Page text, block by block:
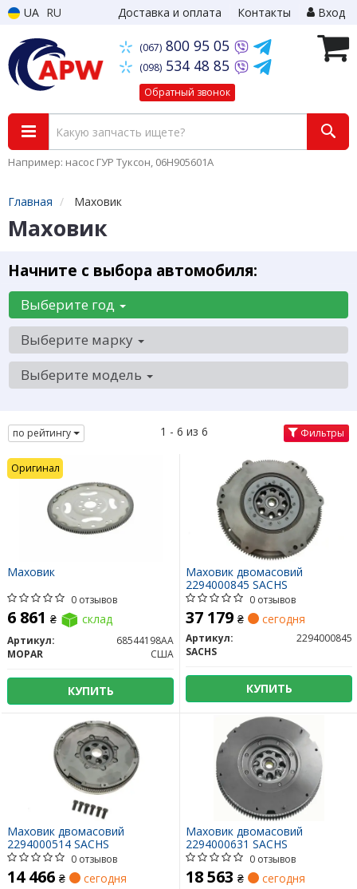
UA RU Доставка и оплата Контакты Вход
(067) 800 95 05
(098) 534 48 85
Обратный звонок
Например: насос ГУР Туксон, 06H905601A
Главная Маховик
Маховик
Начните с выбора автомобиля:
Выберите год
Выберите марку
Выберите модель
по рейтингу 1 - 6 из 6 Фильтры
Маховик
0 отзывов
6 861 ₴ склад
Артикул:
68544198AA
MOPAR
США
КУПИТЬ
Оригинал
Маховик двомасовий
2294000845 SACHS
0 отзывов
37 179 ₴ сегодня
Артикул:
2294000845
SACHS
КУПИТЬ
Маховик двомасовий
2294000514 SACHS
0 отзывов
14 466 ₴ сегодня
Маховик двомасовий
2294000631 SACHS
0 отзывов
18 563 ₴ сегодня